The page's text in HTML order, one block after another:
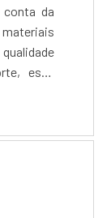
da
essa
do
correta
tipo de
baixa